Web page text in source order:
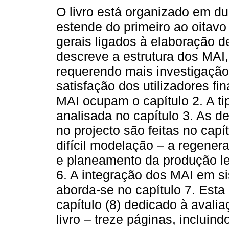
O livro está organizado em
estende do primeiro ao
gerais ligados à elaboração
descreve a estrutura dos
requerendo mais
satisfação dos utilizadores
MAI ocupam o capítulo 2. A
analisada no capítulo 3. As
no projecto são feitas no
difícil modelação – a
e planeamento da produção
6. A integração dos MAI em
aborda-se no capítulo 7.
capítulo (8) dedicado à
livro – treze páginas,